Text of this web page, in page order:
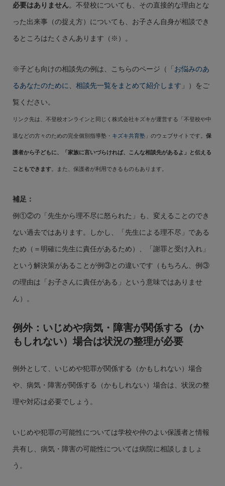
必要はありません。不登校についても、その直接的な理由とな
った出来事（の捉え方）についても、お子さん自身が相談でき
るところはたくさんあります（※）。
※子ども向けの相談先の例は、こちらのページ（「 お悩みのあ
るあなたのために、相談先一覧をまとめて紹介します 」）をご
覧ください。
リンク先は、不登校オンラインと同じく株式会社キズキが運営する「不登校や中
退などの方々のための完全個別指導塾・ キズキ共育塾」のウェブサイトです。 保
護者から子どもに、「家族に言いづらければ、こんな相談先があるよ」と伝える
こともできます。また、保護者が利用できるものもあります。
補足：
例①②の「先生から理不尽に怒られた」も、変えることのでき
ない過去ではあります。しかし、「先生による理不尽」である
ため（＝明確に先生に責任があるため）、「謝罪と受け入れ」
という解決策があることが例③との違いです（もちろん、例③
の理由は「お子さんに責任がある」という意味ではありませ
ん）。
例外：いじめや病気・障害が関係する（か
もしれない）場合は状況の整理が必要
例外として、いじめや犯罪が関係する（かもしれない）場合
や、病気・障害が関係する（かもしれない）場合は、状況の整
理や対応は必要でしょう。
いじめや犯罪の可能性については学校や仲のよい保護者と情報
共有し、病気・障害の可能性については病院に相談しましょ
う。